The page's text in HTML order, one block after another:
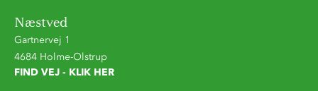
Næstved
Gartnervej 1
4684 Holme-Olstrup
FIND VEJ - KLIK HER